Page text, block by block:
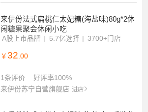
来伊份法式扁桃仁太妃糖(海盐味)80g*2休
闲糖果聚会休闲小吃
A股上市品牌 5.7亿选择 3700+门店
￥ 32 .00
1条评价
好评率100%
来伊份苏宁自营旗舰店 进店